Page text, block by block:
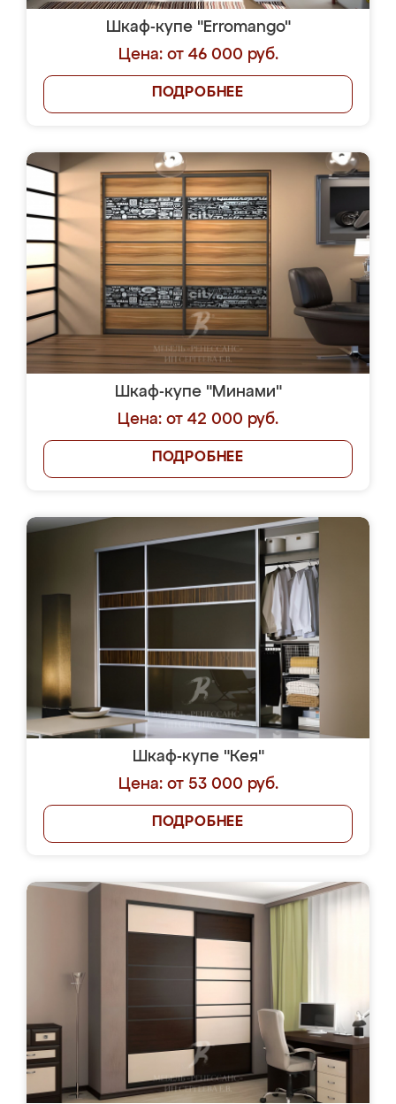
Шкаф-купе "Erromango"
Цена: от 46 000 руб.
ПОДРОБНЕЕ
Шкаф-купе "Минами"
Цена: от 42 000 руб.
ПОДРОБНЕЕ
Шкаф-купе "Кея"
Цена: от 53 000 руб.
ПОДРОБНЕЕ